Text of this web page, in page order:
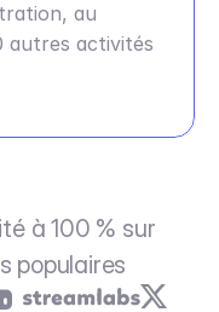
au
autres activités
à 100 % sur
populaires